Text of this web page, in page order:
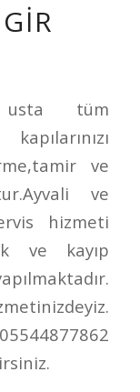
usta tüm
ve
ve
hizmeti
ve kayıp